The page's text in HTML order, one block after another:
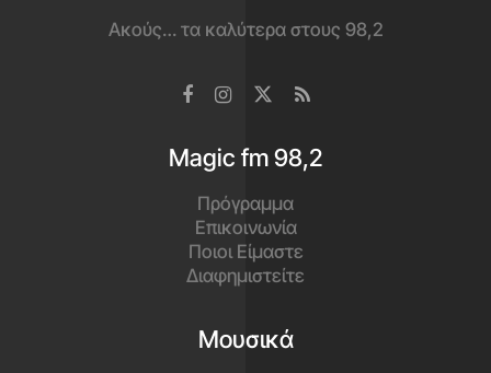
Ακούς… τα καλύτερα στους 98,2
Magic fm 98,2
Πρόγραμμα
Επικοινωνία
Ποιοι Είμαστε
Διαφημιστείτε
Μουσικά